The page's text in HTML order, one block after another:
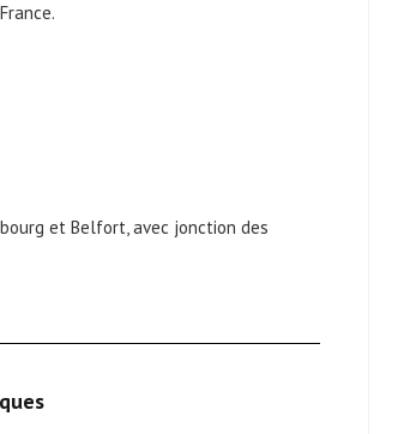
et Belfort, avec jonction des